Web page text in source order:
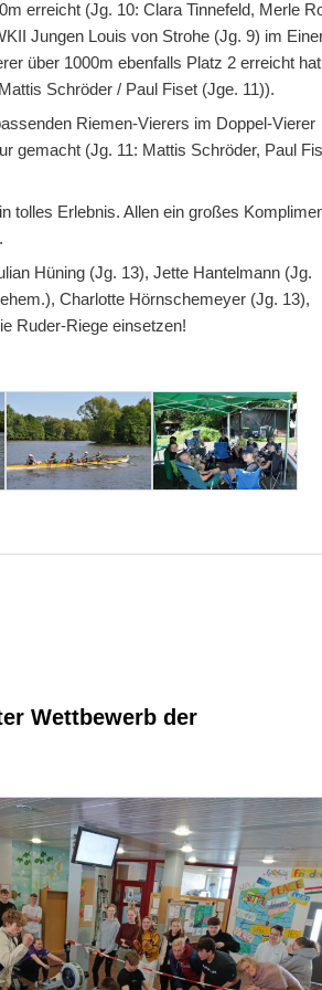
erreicht (Jg. 10: Clara Tinnefeld, Merle
Jungen Louis von Strohe (Jg. 9) im
über 1000m ebenfalls Platz 2 erreicht hat
Schröder / Paul Fiset (Jge. 11)).
Riemen-Vierers im Doppel-Vierer
gemacht (Jg. 11: Mattis Schröder, Paul
tolles Erlebnis. Allen ein großes
Hüning (Jg. 13), Jette Hantelmann (Jg.
Charlotte Hörnschemeyer (Jg. 13),
Ruder-Riege einsetzen!
Wettbewerb der